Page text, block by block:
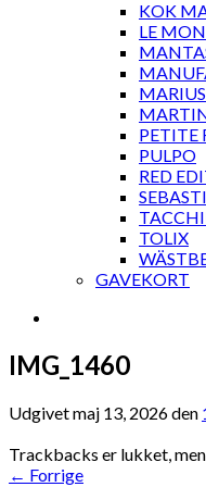
KOK
LE
PETITE
PULPO
RED
TOLIX
GAVEKORT
IMG_1460
Udgivetmaj 13, 2026den
Trackbacks er lukket,
← Forrige